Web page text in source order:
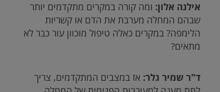
אילנה אלון: ומה קורה במקרים מתקדמים יותר
שבהם המחלה מערבת את הדם או קשריות
הלימפה? במקרים כאלה טיפול מוכוון עור כבר לא
מתאים?
ד"ר שמיר גלר: אז במצבים המתקדמים, צריך